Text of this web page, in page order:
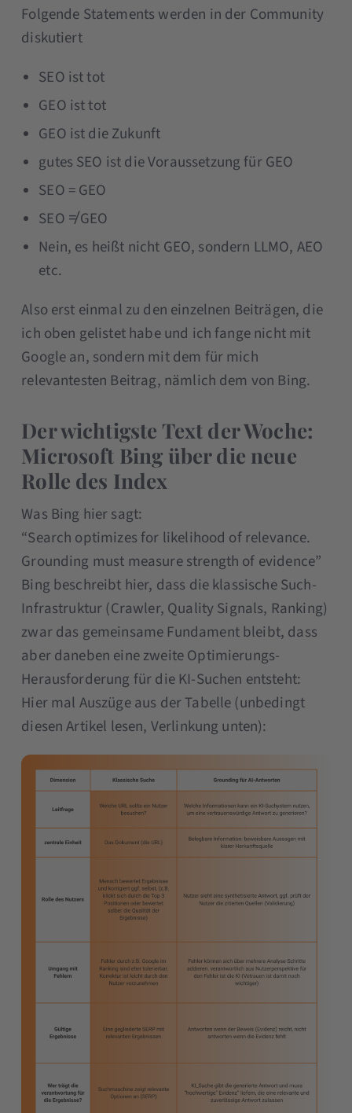
Folgende Statements werden in der Community
diskutiert
SEO ist tot
GEO ist tot
GEO ist die Zukunft
gutes SEO ist die Voraussetzung für GEO
SEO = GEO
SEO ≠ GEO
Nein, es heißt nicht GEO, sondern LLMO, AEO
etc.
Also erst einmal zu den einzelnen Beiträgen, die
ich oben gelistet habe und ich fange nicht mit
Google an, sondern mit dem für mich
relevantesten Beitrag, nämlich dem von Bing.
Der wichtigste Text der Woche:
Microsoft Bing über die neue
Rolle des Index
Was Bing hier sagt:
“Search optimizes for likelihood of relevance.
Grounding must measure strength of evidence”
Bing beschreibt hier, dass die klassische Such-
Infrastruktur (Crawler, Quality Signals, Ranking)
zwar das gemeinsame Fundament bleibt, dass
aber daneben eine zweite Optimierungs-
Herausforderung für die KI-Suchen entsteht:
Hier mal Auszüge aus der Tabelle (unbedingt
diesen Artikel lesen, Verlinkung unten):